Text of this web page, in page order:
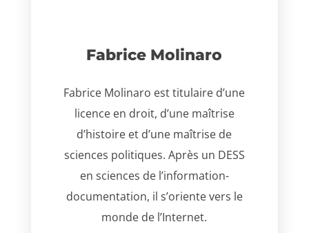
Fabrice Molinaro
Fabrice Molinaro est titulaire d’une
licence en droit, d’une maîtrise
d’histoire et d’une maîtrise de
sciences politiques. Après un DESS
en sciences de l’information-
documentation, il s’oriente vers le
monde de l’Internet.